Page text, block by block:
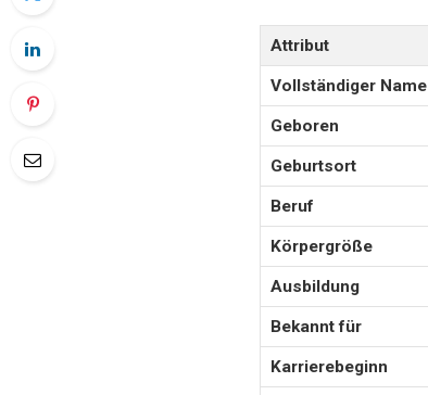
Attribut
Vollständiger Name
Geboren
Geburtsort
Beruf
Körpergröße
Ausbildung
Bekannt für
Karrierebeginn